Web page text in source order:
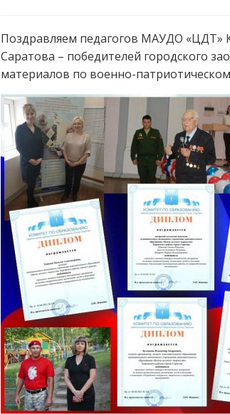
Поздравляем педагогов МАУДО «ЦДТ»
Саратова – победителей городского
материалов по военно-